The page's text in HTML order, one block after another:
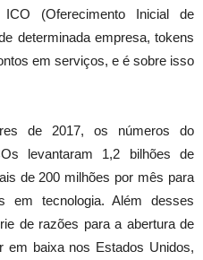
(Oferecimento Inicial de
determinada empresa, tokens
em serviços, e é sobre isso
de 2017, os números do
levantaram 1,2 bilhões de
de 200 milhões por mês para
em tecnologia. Além desses
de razões para a abertura de
em baixa nos Estados Unidos,